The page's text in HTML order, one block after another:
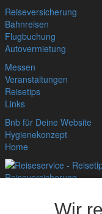
Wir
Reiseversicherung
Bahnreisen
Flugbuchung
Autovermietung
Messen
Veranstaltungen
Reisetips
Links
Bnb für Deine Website
Hygienekonzept
Home